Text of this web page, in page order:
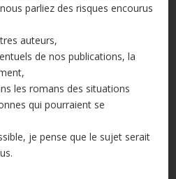
parliez des risques encourus
auteurs,
de nos publications, la
les romans des situations
qui pourraient se
je pense que le sujet serait